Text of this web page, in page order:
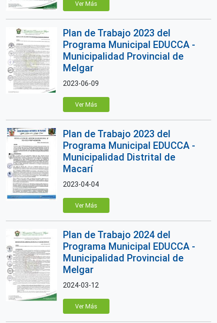
Ver Más
Plan de Trabajo 2023 del
Programa Municipal EDUCCA -
Municipalidad Provincial de
Melgar
2023-06-09
Ver Más
Plan de Trabajo 2023 del
Programa Municipal EDUCCA -
Municipalidad Distrital de
Macarí
2023-04-04
Ver Más
Plan de Trabajo 2024 del
Programa Municipal EDUCCA -
Municipalidad Provincial de
Melgar
2024-03-12
Ver Más